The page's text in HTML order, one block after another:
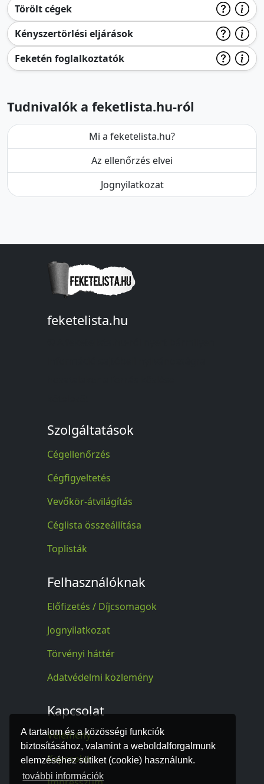
A tartalom és a közösségi funkciók
biztosításához, valamint a weboldalforgalmunk
elemzéséhez sütiket (cookie) használunk.
további információk
Törölt cégek
Kényszertörlési eljárások
Feketén foglalkoztatók
Tudnivalók a feketlista.hu-ról
Mi a feketelista.hu?
Az ellenőrzés elvei
Jognyilatkozat
feketelista.hu
Szolgáltatások
Cégellenőrzés
Cégfigyeltetés
Vevőkör-átvilágítás
Céglista összeállítása
Toplisták
Felhasználóknak
Előfizetés / Díjcsomagok
Jognyilatkozat
Törvényi háttér
Adatvédelmi közlemény
Kapcsolat
Vélemény
Kapcsolat